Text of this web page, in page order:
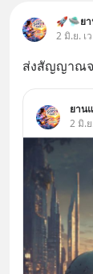
🚀🛸ย
2 มิ.ย. เ
ส่งสัญญาณจ
ยาน
2 มิ.